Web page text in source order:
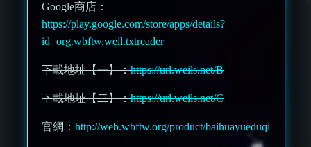
Google商店：
https://play.google.com/store/apps/details?
id=org.wbftw.weil.txtreader
下載地址【一】：https://url.weils.net/B
下載地址【二】：https://url.weils.net/C
官網：http://web.wbftw.org/product/baihuayueduqi